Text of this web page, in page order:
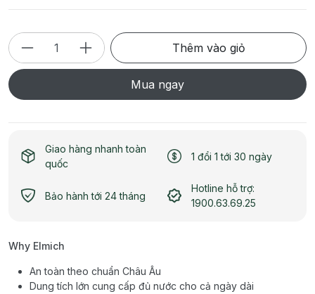
Thêm vào giỏ
Mua ngay
Giao hàng nhanh toàn
quốc
1 đổi 1 tới 30 ngày
Bảo hành tới 24 tháng
Hotline hỗ trợ:
1900.63.69.25
Why Elmich
An toàn theo chuẩn Châu Âu
Dung tích lớn cung cấp đủ nước cho cả ngày dài